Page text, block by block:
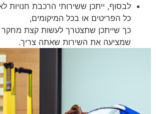
לבסוף, ייתכן ששירותי הרכבת חנויות
כל הפריטים או בכל המיקומים,
כך שייתכן שתצטרך לעשות קצת מחקר
שמציעה את השירות שאתה צריך.